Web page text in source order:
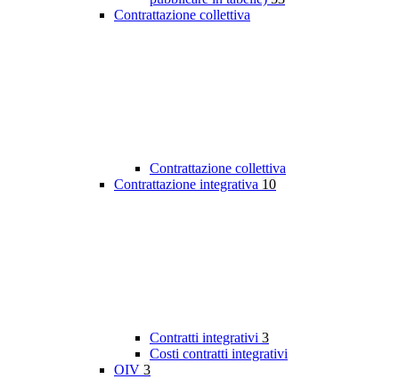
Contrattazione collettiva
Contrattazione collettiva
Contrattazione integrativa 10
Contratti integrativi 3
Costi contratti integrativi
OIV 3